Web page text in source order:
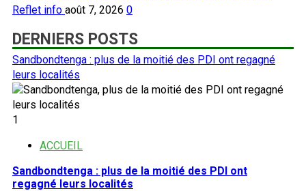
Reflet info août 7, 2026 0
DERNIERS POSTS
Sandbondtenga : plus de la moitié des PDI ont regagné
leurs localités
1
ACCUEIL
Sandbondtenga : plus de la moitié des PDI ont
regagné leurs localités